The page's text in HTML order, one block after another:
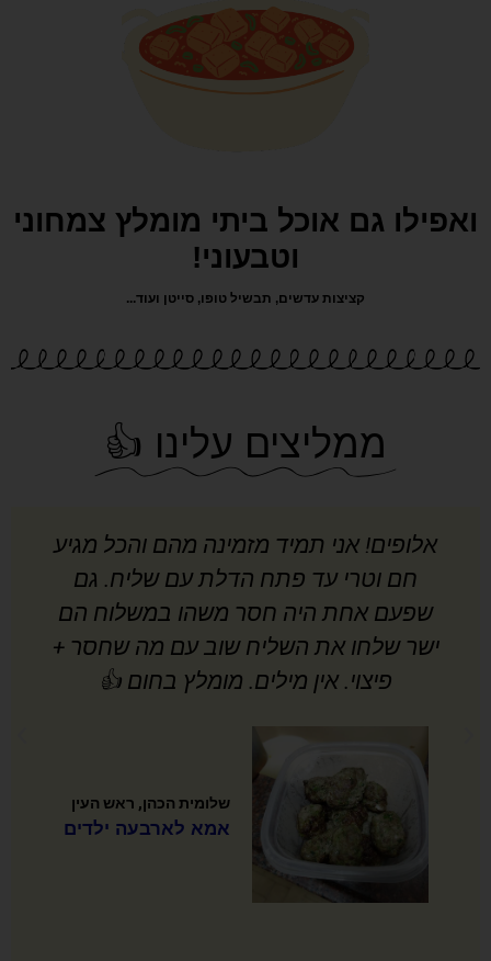
ואפילו גם אוכל ביתי מומלץ צמחוני
וטבעוני!
קציצות עדשים, תבשיל טופו, סייטן ועוד...
ממליצים עלינו 👍
אלופים! אני תמיד מזמינה מהם והכל מגיע
חם וטרי עד פתח הדלת עם שליח. גם
שפעם אחת היה חסר משהו במשלוח הם
ישר שלחו את השליח שוב עם מה שחסר +
פיצוי. אין מילים. מומלץ בחום 👍
שלומית הכהן, ראש העין
אמא לארבעה ילדים